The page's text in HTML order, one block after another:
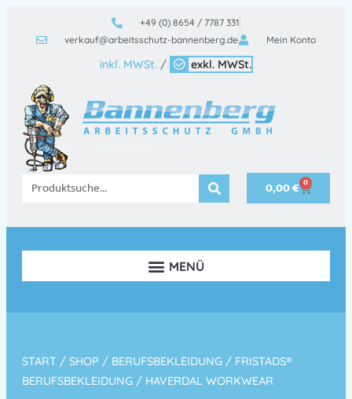
+49 (0) 8654 / 7787 331
verkauf@arbeitsschutz-bannenberg.de
Mein Konto
inkl. MWSt./ exkl. MWSt.
0,00€ 0
START / SHOP / BERUFSBEKLEIDUNG / FRISTADS®
BERUFSBEKLEIDUNG / HAVERDAL WORKWEAR